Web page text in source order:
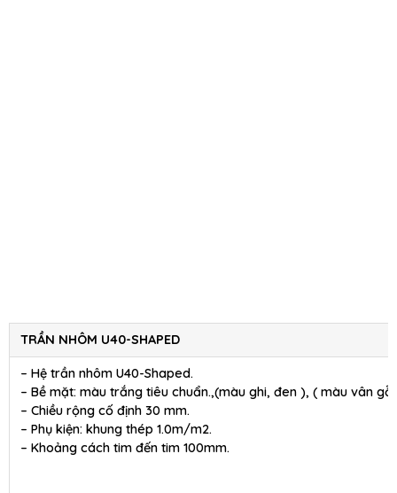
TRẦN NHÔM U40-SHAPED
– Hệ trần nhôm U40-Shaped.
– Bề mặt: màu trắng tiêu chuẩn.,(màu ghi, đen ), ( màu vân gỗ
– Chiều rộng cố định 30 mm.
– Phụ kiện: khung thép 1.0m/m2.
– Khoảng cách tim đến tim 100mm.